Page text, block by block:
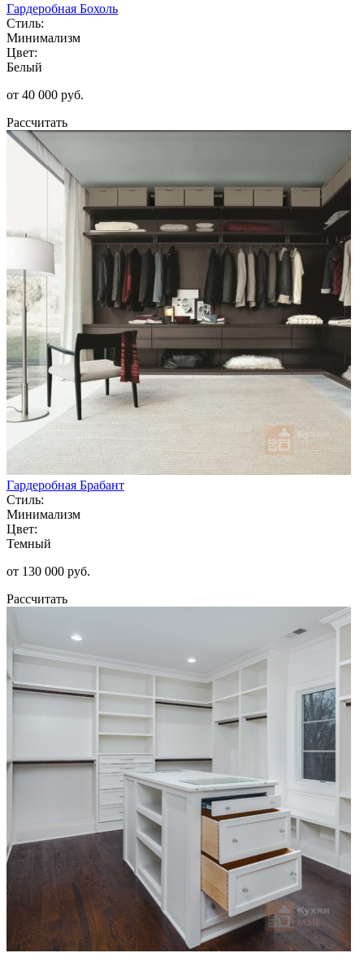
Гардеробная Бохоль
Стиль:
Минимализм
Цвет:
Белый
от 40 000 руб.
Рассчитать
Гардеробная Брабант
Стиль:
Минимализм
Цвет:
Темный
от 130 000 руб.
Рассчитать